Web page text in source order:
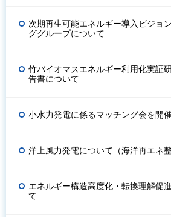
次期再生可能エネルギー導入ビジョ
ググループについて
竹バイオマスエネルギー利用化実証
告書について
小水力発電に係るマッチング会を開
洋上風力発電について（海洋再エネ整
エネルギー構造高度化・転換理解促
て